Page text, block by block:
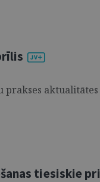
prakses
tiesiskie